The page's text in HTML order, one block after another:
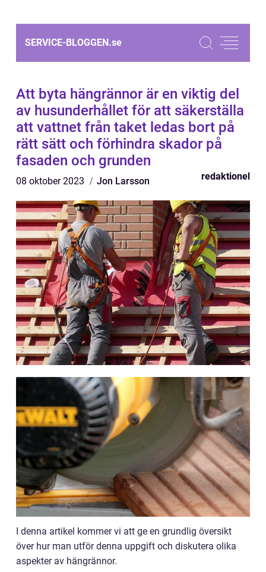
SERVICE-BLOGGEN.se
Att byta hängrännor är en viktig del
av husunderhållet för att säkerställa
att vattnet från taket ledas bort på
rätt sätt och förhindra skador på
fasaden och grunden
08 oktober 2023 Jon Larsson redaktionel
I denna artikel kommer vi att ge en grundlig översikt
över hur man utför denna uppgift och diskutera olika
aspekter av hängrännor.